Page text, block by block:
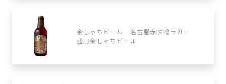
金しゃちビール 名古屋赤味噌ラガー
盛田金しゃちビール